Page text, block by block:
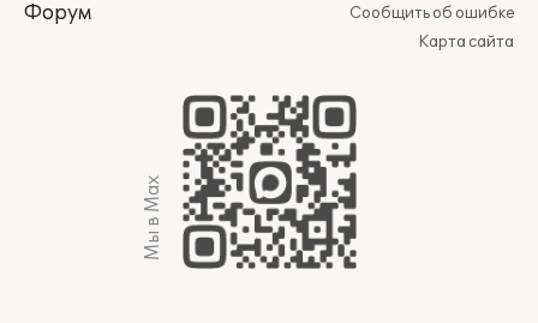
Форум
Сообщить об ошибке
Карта сайта
Мы в Max